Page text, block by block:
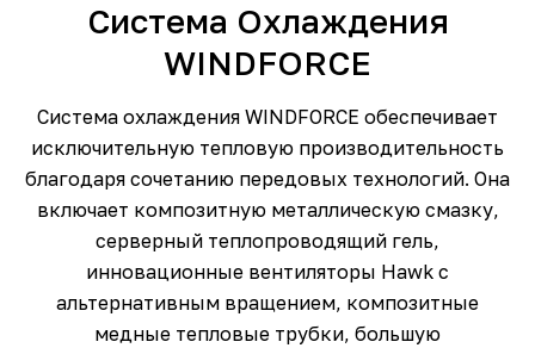
Система Охлаждения
WINDFORCE
Система охлаждения WINDFORCE обеспечивает
исключительную тепловую производительность
благодаря сочетанию передовых технологий. Она
включает композитную металлическую смазку,
серверный теплопроводящий гель,
инновационные вентиляторы Hawk с
альтернативным вращением, композитные
медные тепловые трубки, большую